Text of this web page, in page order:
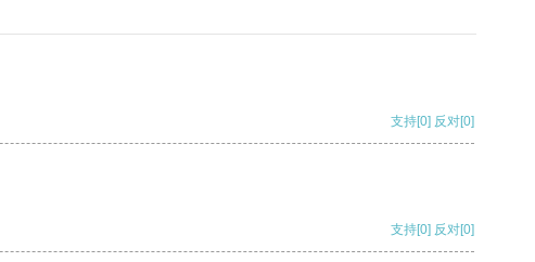
支持[0] 反对[0]
支持[0] 反对[0]